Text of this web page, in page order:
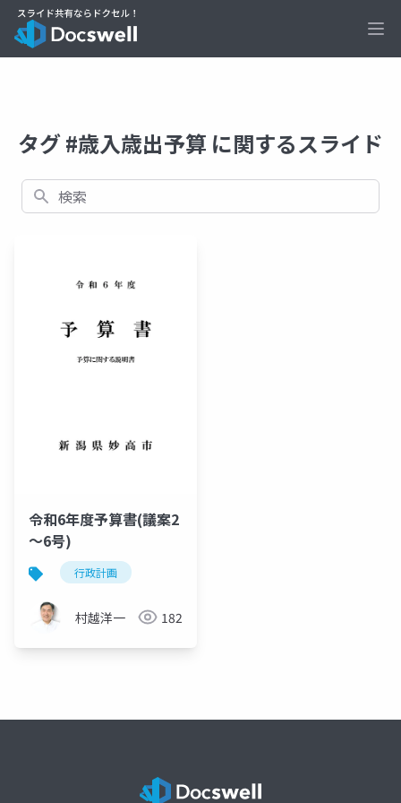
タグ #歳入歳出予算 に関するスライド
検索
令和6年度予算書(議案2
～6号)
行政計画
村越洋一 182